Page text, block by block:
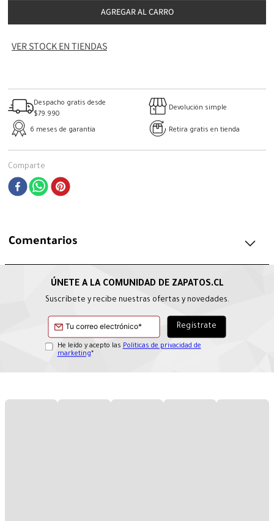
AGREGAR AL CARRO
VER STOCK EN TIENDAS
Despacho gratis desde
$79.990
Devolución simple
6 meses de garantía Retira gratis en tienda
Comparte
Comentarios
Suscríbete y recibe nuestras ofertas y novedades.
He leído y acepto las Políticas de privacidad de
marketing*